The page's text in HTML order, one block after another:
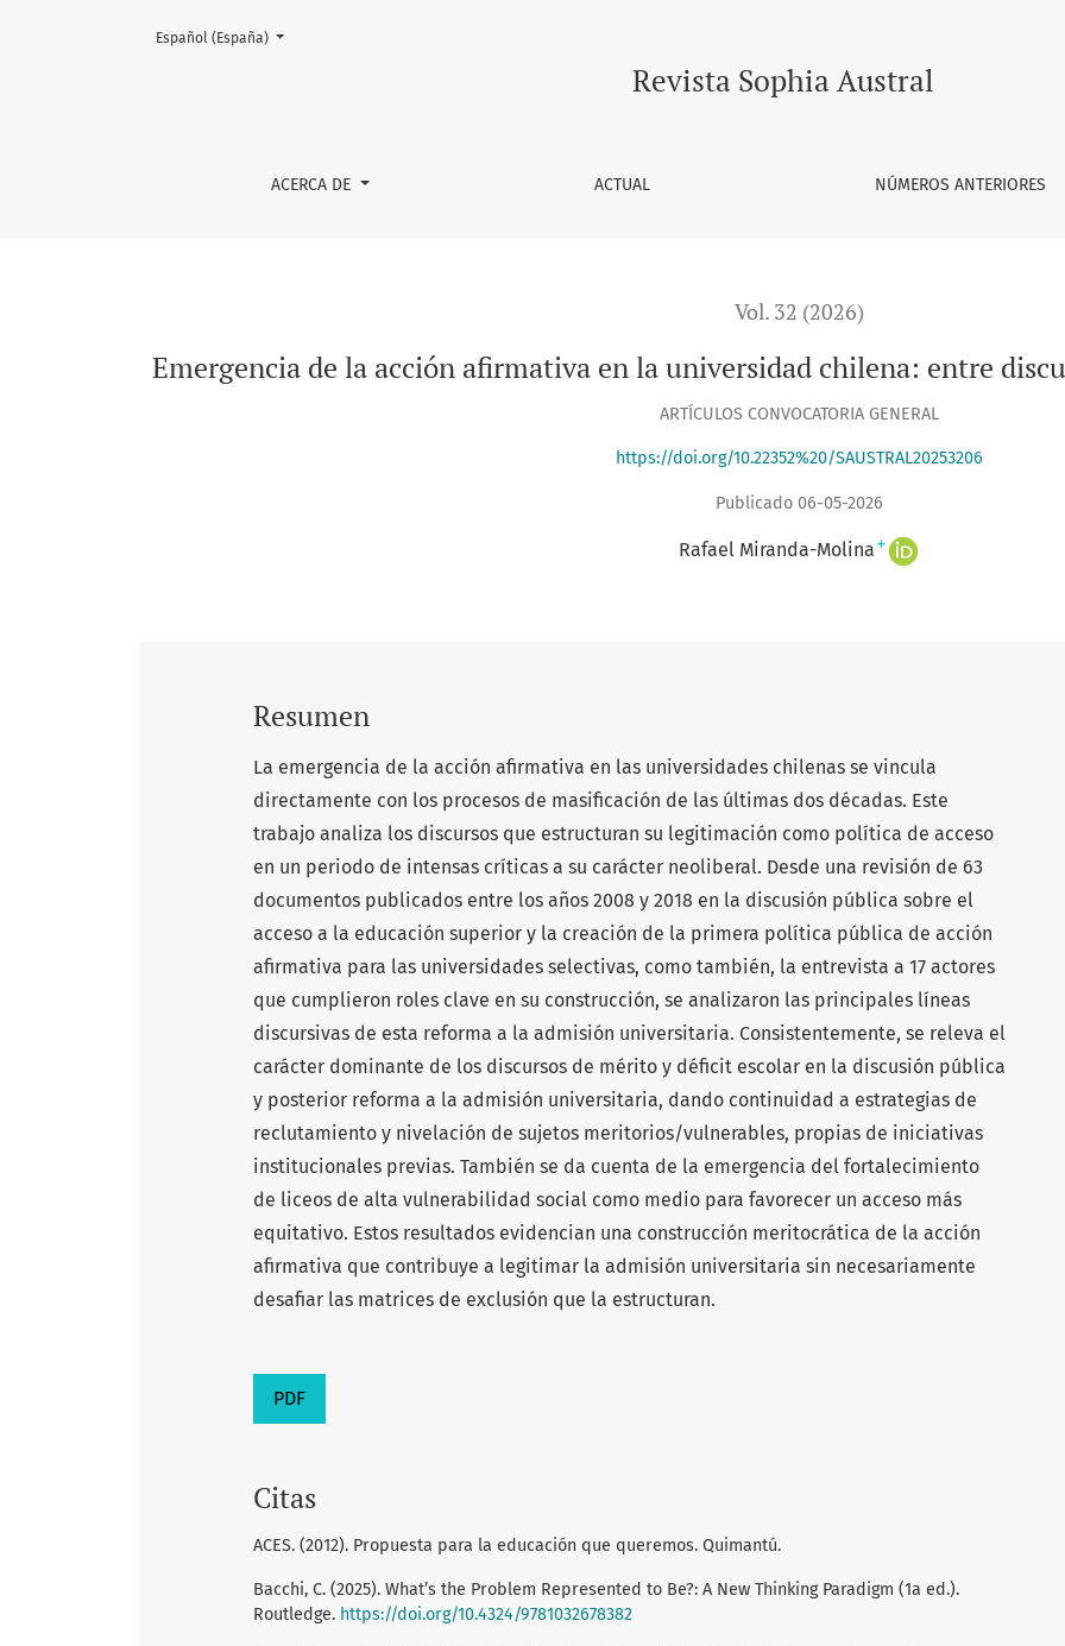
Emergencia de la acción afirmativa en la universidad chilena: entre discursos de mérito y déficit escolar
Revista Sophia Austral
ACERCA DE ACTUAL NÚMEROS ANTERIORES
Cambiar el idioma. El actual es:
Español (España)
Vol. 32 (2026)
Emergencia de la acción afirmativa en la universidad chilena: entre
ARTÍCULOS CONVOCATORIA GENERAL
https://doi.org/10.22352%20/SAUSTRAL20253206
Publicado 06-05-2026
Rafael Miranda-Molina +
Resumen
La emergencia de la acción afirmativa en las universidades chilenas se vincula
directamente con los procesos de masificación de las últimas dos décadas. Este
trabajo analiza los discursos que estructuran su legitimación como política de acceso
en un periodo de intensas críticas a su carácter neoliberal. Desde una revisión de 63
documentos publicados entre los años 2008 y 2018 en la discusión pública sobre el
acceso a la educación superior y la creación de la primera política pública de acción
afirmativa para las universidades selectivas, como también, la entrevista a 17 actores
que cumplieron roles clave en su construcción, se analizaron las principales líneas
discursivas de esta reforma a la admisión universitaria. Consistentemente, se releva el
carácter dominante de los discursos de mérito y déficit escolar en la discusión pública
y posterior reforma a la admisión universitaria, dando continuidad a estrategias de
reclutamiento y nivelación de sujetos meritorios/vulnerables, propias de iniciativas
institucionales previas. También se da cuenta de la emergencia del fortalecimiento
de liceos de alta vulnerabilidad social como medio para favorecer un acceso más
equitativo. Estos resultados evidencian una construcción meritocrática de la acción
afirmativa que contribuye a legitimar la admisión universitaria sin necesariamente
desafiar las matrices de exclusión que la estructuran.
PDF
Citas
ACES. (2012). Propuesta para la educación que queremos. Quimantú.
Bacchi, C. (2025). What’s the Problem Represented to Be?: A New Thinking Paradigm (1a ed.).
Routledge. https://doi.org/10.4324/9781032678382